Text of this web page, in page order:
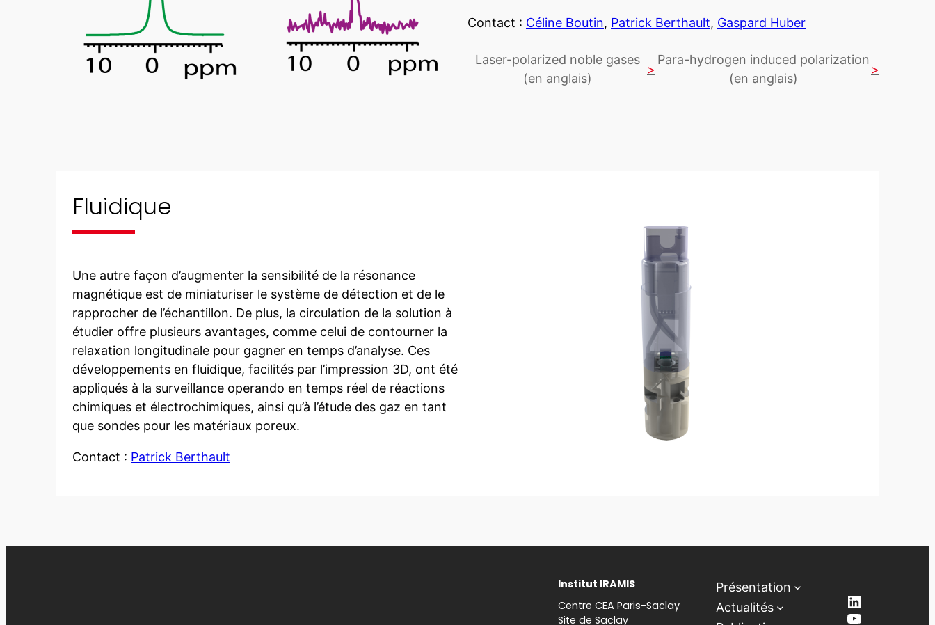
Contact : Céline Boutin, Patrick Berthault, Gaspard Huber
Laser-polarized noble gases
(en anglais)
Para-hydrogen induced polarization
(en anglais)
Fluidique
Une autre façon d’augmenter la sensibilité de la résonance
magnétique est de miniaturiser le système de détection et de le
rapprocher de l’échantillon. De plus, la circulation de la solution à
étudier offre plusieurs avantages, comme celui de contourner la
relaxation longitudinale pour gagner en temps d’analyse. Ces
développements en fluidique, facilités par l’impression 3D, ont été
appliqués à la surveillance operando en temps réel de réactions
chimiques et électrochimiques, ainsi qu’à l’étude des gaz en tant
que sondes pour les matériaux poreux.
Contact : Patrick Berthault
Institut IRAMIS
Centre CEA Paris-Saclay
Site de Saclay
Présentation
Actualités
LinkedIn
YouTube